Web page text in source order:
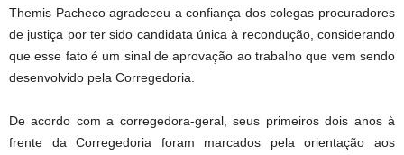
Themis Pacheco agradeceu a confiança dos colegas procuradores
de justiça por ter sido candidata única à recondução, considerando
que esse fato é um sinal de aprovação ao trabalho que vem sendo
desenvolvido pela Corregedoria.
De acordo com a corregedora-geral, seus primeiros dois anos à
frente da Corregedoria foram marcados pela orientação aos